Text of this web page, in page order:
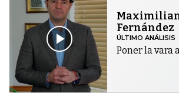
Fernández
ÚLTIMO ANÁLISIS
Poner la vara